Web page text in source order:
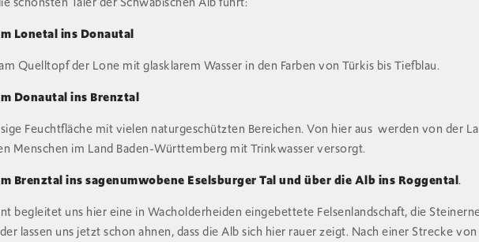
Lonetal ins Donautal
Quelltopf der Lone mit glasklarem Wasser in den Farben von Türkis bis Tiefblau.
Donautal ins Brenztal
Feuchtfläche mit vielen naturgeschützten Bereichen. Von hier aus werden von der
Menschen im Land Baden-Württemberg mit Trinkwasser versorgt.
Brenztal ins sagenumwobene Eselsburger Tal und über die Alb ins Roggental.
begleitet uns hier eine in Wacholderheiden eingebettete Felsenlandschaft, die
lassen uns jetzt schon ahnen, dass die Alb sich hier rauer zeigt. Nach einer Strecke